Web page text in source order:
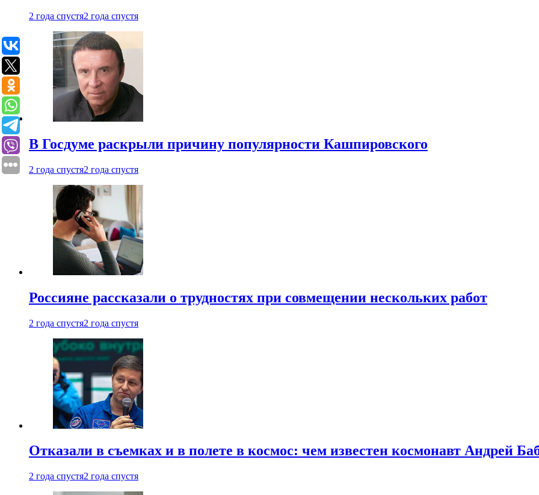
2 года спустя2 года спустя
В Госдуме раскрыли причину популярности Кашпировского
2 года спустя2 года спустя
Россияне рассказали о трудностях при совмещении нескольких работ
2 года спустя2 года спустя
Отказали в съемках и в полете в космос: чем известен космонавт Андрей
2 года спустя2 года спустя